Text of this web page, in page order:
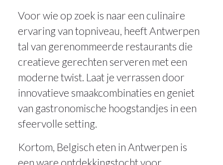
Voor wie op zoek is naar een culinaire
ervaring van topniveau, heeft Antwerpen
tal van gerenommeerde restaurants die
creatieve gerechten serveren met een
moderne twist. Laat je verrassen door
innovatieve smaakcombinaties en geniet
van gastronomische hoogstandjes in een
sfeervolle setting.
Kortom, Belgisch eten in Antwerpen is
een ware ontdekkingstocht voor